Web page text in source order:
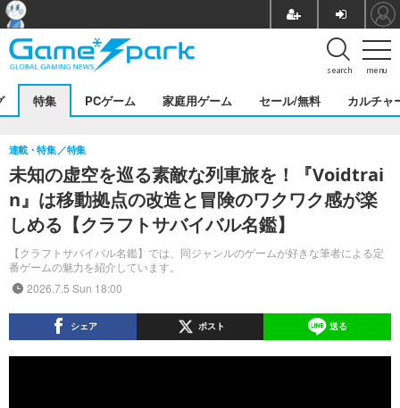
menu
search
特集 PCゲーム 家庭用ゲーム セール/無料 カルチャ
未知の虚空を巡る素敵な列車旅を！『Voidtrai
n』は移動拠点の改造と冒険のワクワク感が楽
しめる【クラフトサバイバル名鑑】
【クラフトサバイバル名鑑】では、同ジャンルのゲームが好きな筆者による定
番ゲームの魅力を紹介しています。
連載・特集 特集
2026.7.5 Sun 18:00
シェア ポスト 送る